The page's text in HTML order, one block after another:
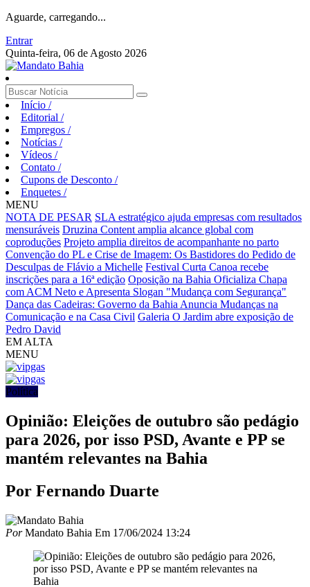
Aguarde, carregando...
Entrar
Quinta-feira, 06 de Agosto 2026
Início /
Editorial /
Empregos /
Notícias /
Vídeos /
Contato /
Cupons de Desconto /
Enquetes /
MENU
NOTA DE PESAR SLA estratégico ajuda empresas com resultados
mensuráveis Druzina Content amplia alcance global com
coproduções Projeto amplia direitos de acompanhante no parto
Convenção do PL e Crise de Imagem: Os Bastidores do Pedido de
Desculpas de Flávio a Michelle Festival Curta Canoa recebe
inscrições para a 16ª edição Oposição na Bahia Oficializa Chapa
com ACM Neto e Apresenta Slogan "Mudança com Segurança"
Dança das Cadeiras: Governo da Bahia Anuncia Mudanças na
Comunicação e na Casa Civil Galeria O Jardim abre exposição de
Pedro David
EM ALTA
MENU
Política
Opinião: Eleições de outubro são pedágio
para 2026, por isso PSD, Avante e PP se
mantém relevantes na Bahia
Por Fernando Duarte
PorMandato Bahia Em 17/06/2024 13:24